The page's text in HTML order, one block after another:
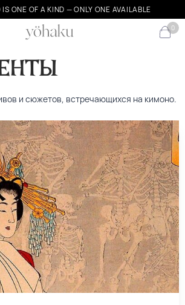
ONE OF A KIND — ONLY ONE AVAILABLE
0
и сюжетов, встречающихся на кимоно.